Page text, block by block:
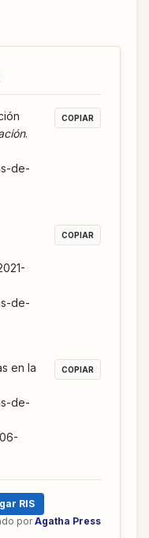
.
de-
COPIAR
de-
COPIAR
en la
de-
COPIAR
RIS
por Agatha Press